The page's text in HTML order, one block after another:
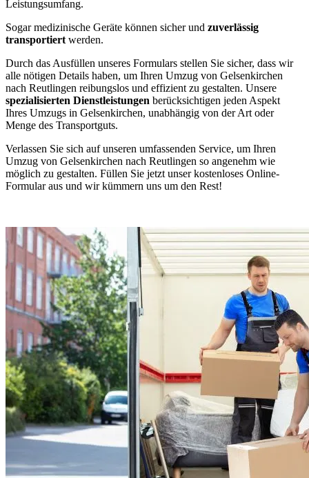
Leistungsumfang.
Sogar medizinische Geräte können sicher und zuverlässig
transportiert werden.
Durch das Ausfüllen unseres Formulars stellen Sie sicher, dass wir
alle nötigen Details haben, um Ihren Umzug von Gelsenkirchen
nach Reutlingen reibungslos und effizient zu gestalten. Unsere
spezialisierten Dienstleistungen berücksichtigen jeden Aspekt
Ihres Umzugs in Gelsenkirchen, unabhängig von der Art oder
Menge des Transportguts.
Verlassen Sie sich auf unseren umfassenden Service, um Ihren
Umzug von Gelsenkirchen nach Reutlingen so angenehm wie
möglich zu gestalten. Füllen Sie jetzt unser kostenloses Online-
Formular aus und wir kümmern uns um den Rest!